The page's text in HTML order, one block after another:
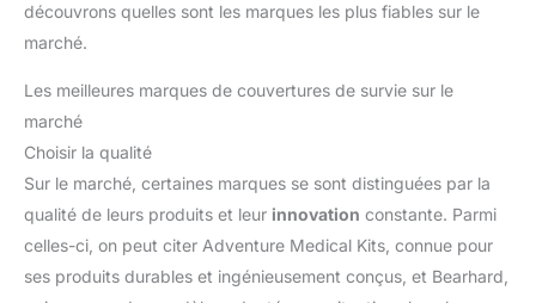
découvrons quelles sont les marques les plus fiables sur le
marché.
Les meilleures marques de couvertures de survie sur le
marché
Choisir la qualité
Sur le marché, certaines marques se sont distinguées par la
qualité de leurs produits et leur innovation constante. Parmi
celles-ci, on peut citer Adventure Medical Kits, connue pour
ses produits durables et ingénieusement conçus, et Bearhard,